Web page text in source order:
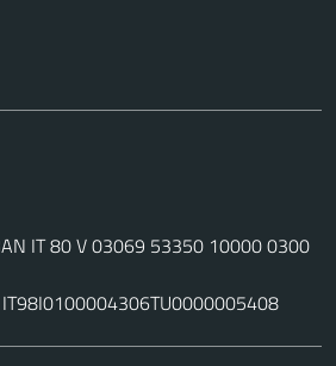
IT 80 V 03069 53350 10000 0300
IT98I0100004306TU0000005408